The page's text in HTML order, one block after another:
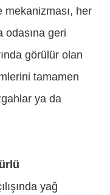
mekanizması, her
odasına geri
görülür olan
tamamen
ya da
yağ